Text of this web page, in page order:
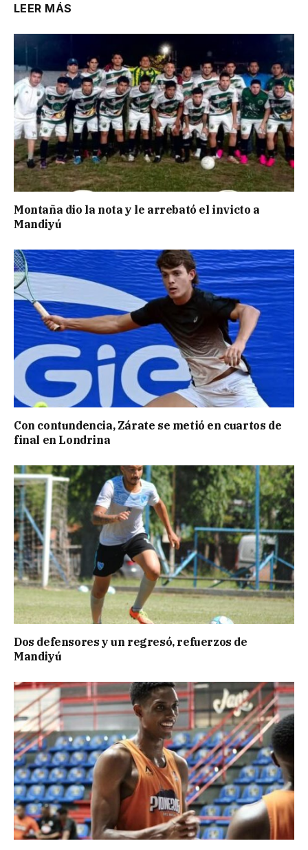
LEER MÁS
Montaña dio la nota y le arrebató el invicto a
Mandiyú
Con contundencia, Zárate se metió en cuartos de
final en Londrina
Dos defensores y un regresó, refuerzos de
Mandiyú